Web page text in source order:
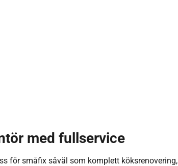
med fullservice
för småfix såväl som komplett köksrenovering,